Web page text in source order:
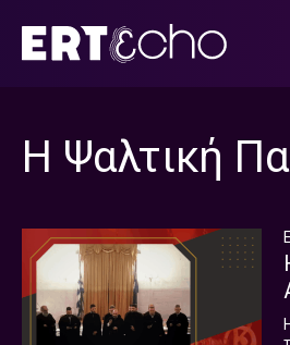
περιεχόμενο
Η Ψαλτική